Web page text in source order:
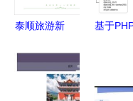
泰顺旅游新
开发项目开
放招商，诚
基于
小程序